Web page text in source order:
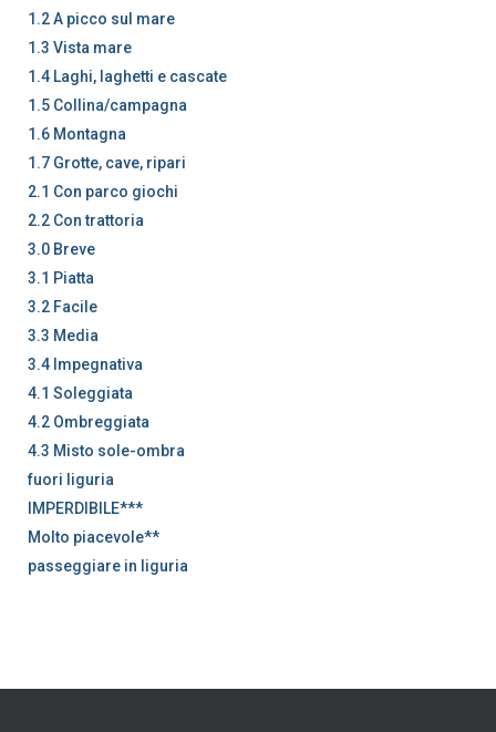
1.2 A picco sul mare
1.3 Vista mare
1.4 Laghi, laghetti e cascate
1.5 Collina/campagna
1.6 Montagna
1.7 Grotte, cave, ripari
2.1 Con parco giochi
2.2 Con trattoria
3.0 Breve
3.1 Piatta
3.2 Facile
3.3 Media
3.4 Impegnativa
4.1 Soleggiata
4.2 Ombreggiata
4.3 Misto sole-ombra
fuori liguria
IMPERDIBILE***
Molto piacevole**
passeggiare in liguria